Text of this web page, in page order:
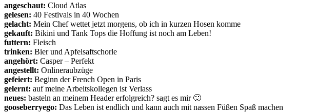
angeschaut: Cloud Atlas
gelesen: 40 Festivals in 40 Wochen
gelacht: Mein Chef wettet jetzt morgens, ob ich in kurzen Hosen komme
gekauft: Bikini und Tank Tops die Hoffung ist noch am Leben!
futtern: Fleisch
trinken: Bier und Apfelsaftschorle
angehört: Casper – Perfekt
angestellt: Onlineraubzüge
gefeiert: Beginn der French Open in Paris
gelernt: auf meine Arbeitskollegen ist Verlass
neues: basteln an meinem Header erfolgreich? sagt es mir 🙂
gooseberryego: Das Leben ist endlich und kann auch mit nassen Füßen Spaß machen